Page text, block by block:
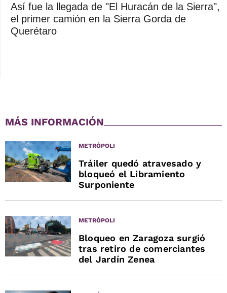
Así fue la llegada de "El Huracán de la Sierra",
el primer camión en la Sierra Gorda de
Querétaro
MÁS INFORMACIÓN
METRÓPOLI
Tráiler quedó atravesado y
bloqueó el Libramiento
Surponiente
METRÓPOLI
Bloqueo en Zaragoza surgió
tras retiro de comerciantes
del Jardín Zenea